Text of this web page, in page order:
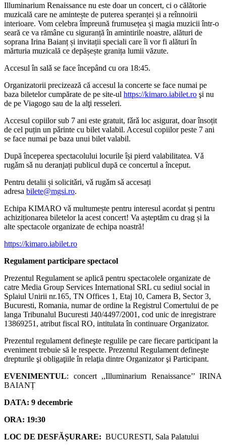
Illuminarium Renaissance nu este doar un concert, ci o călătorie
muzicală care ne amintește de puterea speranței și a reînnoirii
interioare. Vom celebra împreună frumusețea și magia muzicii într-o
seară ce va rămâne cu siguranță în amintirile noastre, alături de
soprana Irina Baianț și invitații speciali care îi vor fi alături în
mărturia muzicală ce depășește granița lumii văzute.
Accesul în salǎ se face începând cu ora 18:45.
Organizatorii precizează că accesul la concerte se face numai pe
baza biletelor cumpărate de pe site-ul https://kimaro.iabilet.ro şi nu
de pe Viagogo sau de la alţi resseleri.
Accesul copiilor sub 7 ani este gratuit, fǎrǎ loc asigurat, doar însoțit
de cel puțin un pǎrinte cu bilet valabil. Accesul copiilor peste 7 ani
se face numai pe baza unui bilet valabil.
După începerea spectacolului locurile își pierd valabilitatea. Vǎ
rugǎm sǎ nu deranjați publicul după ce concertul a început.
Pentru detalii și solicitǎri, vǎ rugǎm sǎ accesați
adresa bilete@mgsi.ro.
Echipa KIMARO vǎ multumește pentru interesul acordat și pentru
achiziționarea biletelor la acest concert! Va așteptăm cu drag și la
alte spectacole organizate de echipa noastră!
https://kimaro.iabilet.ro
Regulament participare spectacol
Prezentul Regulament se aplică pentru spectacolele organizate de
catre Media Group Services International SRL cu sediul social in
Splaiul Unirii nr.165, TN Offices 1, Etaj 10, Camera B, Sector 3,
Bucuresti, Romania, numar de ordine la Registrul Comertului de pe
langa Tribunalul Bucuresti J40/4497/2001, cod unic de inregistrare
13869251, atribut fiscal RO, intitulata în continuare Organizator.
Prezentul regulament defineşte regulile pe care fiecare participant la
eveniment trebuie să le respecte. Prezentul Regulament defineşte
drepturile şi obligaţiile în relaţia dintre Organizator şi Participant.
EVENIMENTUL: concert ,,Illuminarium Renaissance’’ IRINA
BAIANȚ
DATA: 9 decembrie
ORA: 19:30
LOC DE DESFĂȘURARE: BUCURESTI, Sala Palatului